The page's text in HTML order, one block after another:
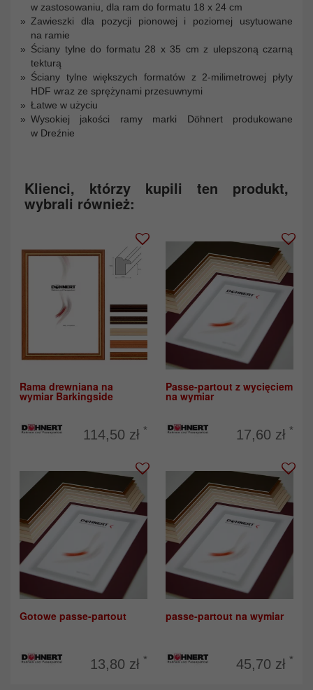
w zastosowaniu, dla ram do formatu 18 x 24 cm
Zawieszki dla pozycji pionowej i poziomej usytuowane
na ramie
Ściany tylne do formatu 28 x 35 cm z ulepszoną czarną
tekturą
Ściany tylne większych formatów z 2-milimetrowej płyty
HDF wraz ze sprężynami przesuwnymi
Łatwe w użyciu
Wysokiej jakości ramy marki Döhnert produkowane
w Dreźnie
Klienci, którzy kupili ten produkt,
wybrali również:
Rama drewniana na
wymiar Barkingside
114,50 zł *
Passe-partout z wycięciem
na wymiar
17,60 zł *
Gotowe passe-partout
13,80 zł *
passe-partout na wymiar
45,70 zł *